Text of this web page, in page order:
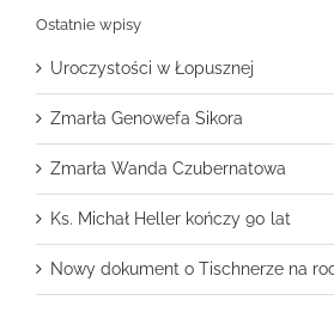
Ostatnie wpisy
Uroczystości w Łopusznej
Zmarła Genowefa Sikora
Zmarła Wanda Czubernatowa
Ks. Michał Heller kończy 90 lat
Nowy dokument o Tischnerze na